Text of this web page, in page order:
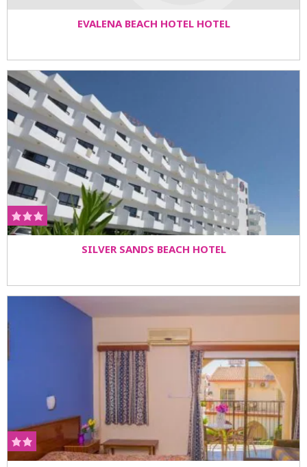
EVALENA BEACH HOTEL HOTEL
SILVER SANDS BEACH HOTEL